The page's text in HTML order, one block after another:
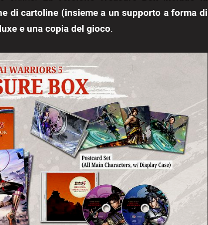
di cartoline (insieme a un supporto a forma di
e una copia del gioco.